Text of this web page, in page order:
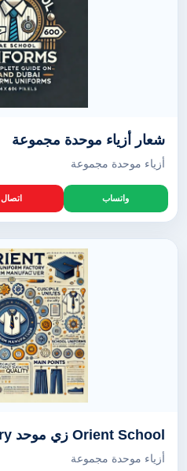
شعار أزياء موحدة مجموعة
أزياء موحدة مجموعة
واتساب اتصال
Orient School زي موحد Factory
أزياء موحدة مجموعة